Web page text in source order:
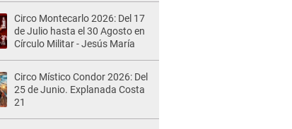
Circo Montecarlo 2026: Del 17
de Julio hasta el 30 Agosto en
Círculo Militar - Jesús María
Circo Místico Condor 2026: Del
25 de Junio. Explanada Costa
21